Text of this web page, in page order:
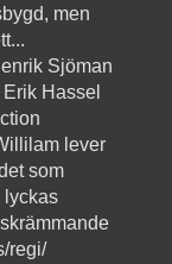
men
Sjöman
Hassel
lever
som
lyckas
regi/